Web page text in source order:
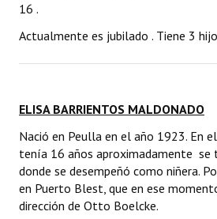
16 .
Actualmente es jubilado . Tiene 3
ELISA BARRIENTOS MALDONADO
Nació en Peulla en el año 1923. En
tenía 16 años aproximadamente se
donde se desempeñó como niñera.
en Puerto Blest, que en ese
dirección de Otto Boelcke.